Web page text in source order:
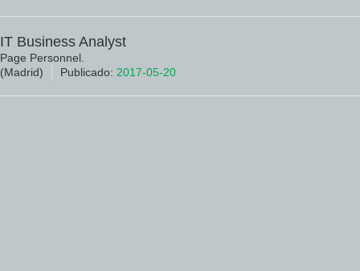
IT Business Analyst
Page Personnel.
(Madrid)
Publicado: 2017-05-20